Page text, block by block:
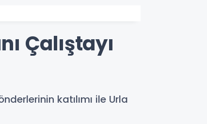
Çalıştayı
katılımı ile Urla